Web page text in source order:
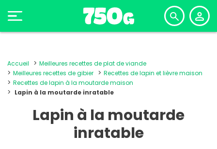
Accueil
Meilleures recettes de plat de viande
Meilleures recettes de gibier
Recettes de lapin et lièvre maison
Recettes de lapin à la moutarde maison
Lapin à la moutarde inratable
Lapin à la moutarde
inratable